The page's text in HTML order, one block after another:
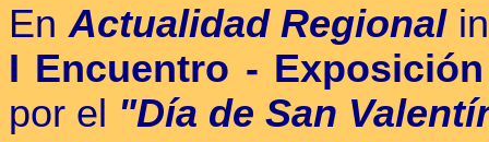
En Actualidad Regional
I Encuentro -
por el "Día de San